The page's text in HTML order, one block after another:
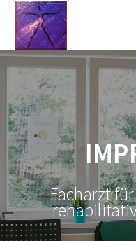
Facharzt